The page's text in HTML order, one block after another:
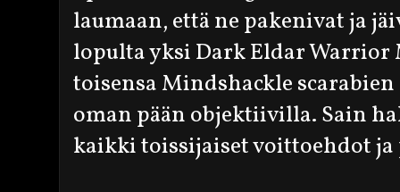
laumaan, että ne pakenivat ja
lopulta yksi Dark Eldar
toisensa Mindshackle
oman pään objektiivilla. Sain
kaikki toissijaiset voittoehdot ja